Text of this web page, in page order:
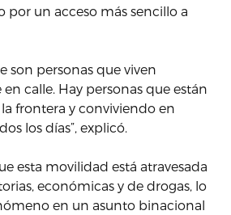
por un acceso más sencillo a
son personas que viven
calle. Hay personas que están
frontera y conviviendo en
los días”, explicó.
esta movilidad está atravesada
económicas y de drogas, lo
en un asunto binacional